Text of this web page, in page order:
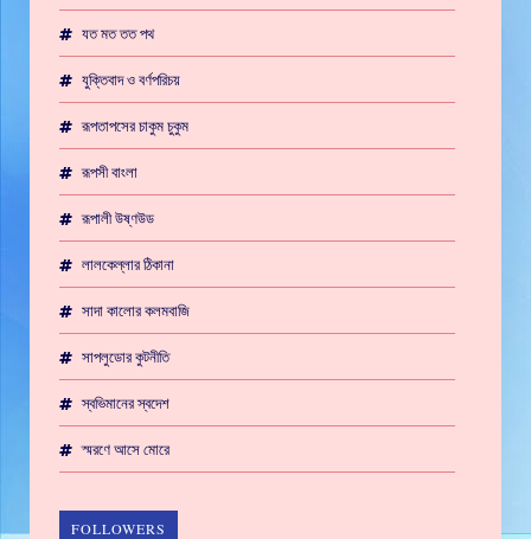
যত মত তত পথ
যুক্তিবাদ ও বর্ণপরিচয়
রূপতাপসের চাকুম চুকুম
রূপসী বাংলা
রূপালী উষ্ণউড
লালকেল্লার ঠিকানা
সাদা কালোর কলমবাজি
সাপলুডোর কুটনীতি
স্বভিমানের স্বদেশ
স্মরণে আসে মোরে
FOLLOWERS